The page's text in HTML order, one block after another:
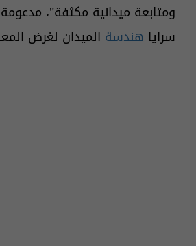
سرايا هندسة الميدان لغرض